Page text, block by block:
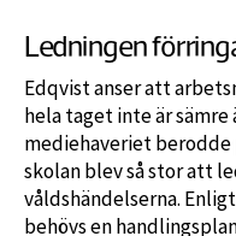
Ledningen
Edqvist anser att
hela taget inte är sämre
mediehaveriet berodde
skolan blev så stor att
våldshändelserna.
behövs en